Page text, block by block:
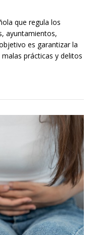
que regula los
ayuntamientos,
es garantizar la
prácticas y delitos